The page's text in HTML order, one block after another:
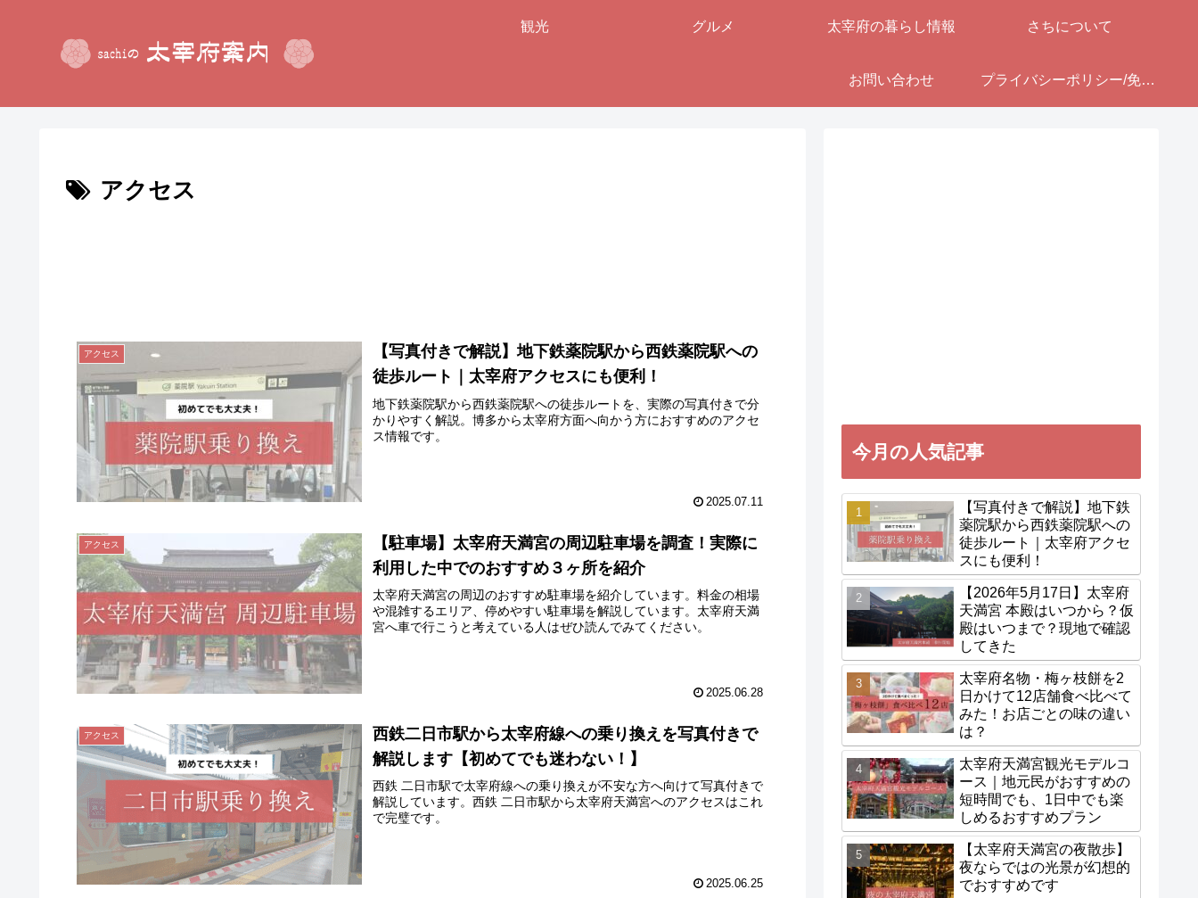
観光 グルメ 太宰府の暮らし情報 さちについて
お問い合わせ プライバシーポリシー/免責事項
アクセス
アクセス
【写真付きで解説】地下鉄薬院駅から西鉄薬院駅への
徒歩ルート｜太宰府アクセスにも便利！
地下鉄薬院駅から西鉄薬院駅への徒歩ルートを、実際の写真付きで分
かりやすく解説。博多から太宰府方面へ向かう方におすすめのアクセ
ス情報です。
2025.07.11
アクセス
【駐車場】太宰府天満宮の周辺駐車場を調査！実際に
利用した中でのおすすめ３ヶ所を紹介
太宰府天満宮の周辺のおすすめ駐車場を紹介しています。料金の相場
や混雑するエリア、停めやすい駐車場を解説しています。太宰府天満
宮へ車で行こうと考えている人はぜひ読んでみてください。
2025.06.28
アクセス
西鉄二日市駅から太宰府線への乗り換えを写真付きで
解説します【初めてでも迷わない！】
西鉄 二日市駅で太宰府線への乗り換えが不安な方へ向けて写真付きで
解説しています。西鉄 二日市駅から太宰府天満宮へのアクセスはこれ
で完璧です。
2025.06.25
今月の人気記事
【写真付きで解説】地下鉄
薬院駅から西鉄薬院駅への
徒歩ルート｜太宰府アクセ
スにも便利！
【2026年5月17日】太宰府
天満宮 本殿はいつから？仮
殿はいつまで？現地で確認
してきた
太宰府名物・梅ヶ枝餅を2
日かけて12店舗食べ比べて
みた！お店ごとの味の違い
は？
太宰府天満宮観光モデルコ
ース｜地元民がおすすめの
短時間でも、1日中でも楽
しめるおすすめプラン
【太宰府天満宮の夜散歩】
夜ならではの光景が幻想的
でおすすめです